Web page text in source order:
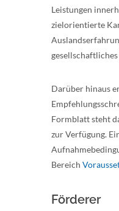
Leistungen
zielorientierte
gesellschaftliches
Darüber hinaus
Formblatt steht
zur Verfügung.
Bereich
Förderer